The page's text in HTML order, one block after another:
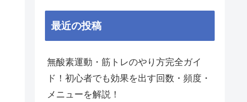
最近の投稿
無酸素運動・筋トレのやり方完全ガイ
ド！初心者でも効果を出す回数・頻度・
メニューを解説！